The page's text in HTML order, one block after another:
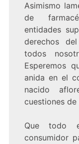
Asimismo
de
entidades
derechos
todos
Esperemos
anida en el
nacido
cuestiones
Que todo
consumidor